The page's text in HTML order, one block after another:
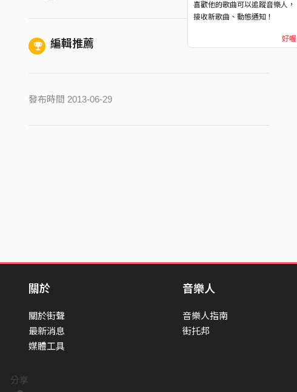
分享
喜歡他的歌曲可以追蹤音樂人，
接收新歌曲、動態通知！
好喔
編輯推薦
發布時間 2013-06-29
關於
關於街聲
最新消息
媒體工具
音樂人
音樂人指南
街托邦